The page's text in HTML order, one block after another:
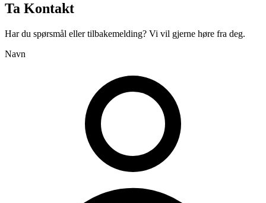
Ta Kontakt
Har du spørsmål eller tilbakemelding? Vi vil gjerne høre fra deg.
Navn